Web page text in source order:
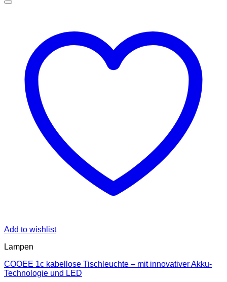
Add to wishlist
Lampen
COOEE 1c kabellose Tischleuchte – mit innovativer Akku-
Technologie und LED